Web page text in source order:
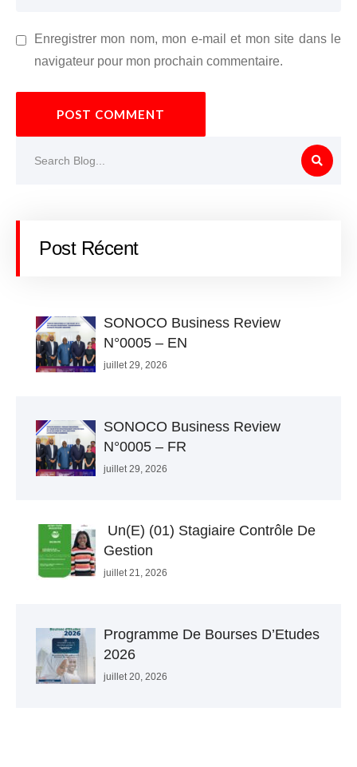
Enregistrer mon nom, mon e-mail et mon site dans le
navigateur pour mon prochain commentaire.
POST COMMENT
Post Récent
SONOCO Business Review
N°0005 – EN
juillet 29, 2026
SONOCO Business Review
N°0005 – FR
juillet 29, 2026
Un(e) (01) Stagiaire Contrôle De
Gestion
juillet 21, 2026
Programme De Bourses D’Etudes
2026
juillet 20, 2026